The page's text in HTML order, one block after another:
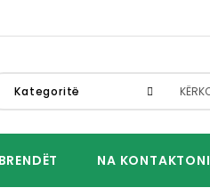
Kategoritë
NA KONTAKTONI